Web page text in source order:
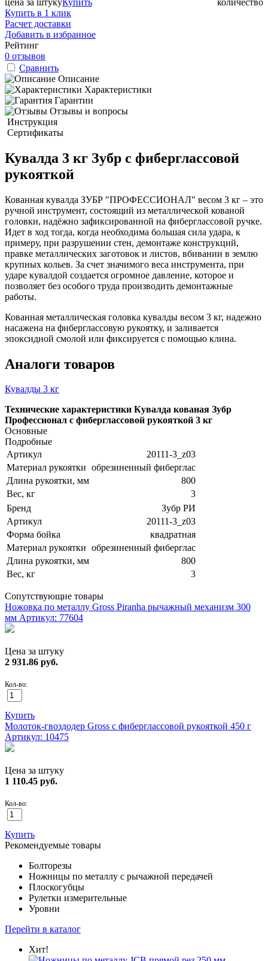
Купить в 1 клик
Расчет доставки
Добавить в избранное
Рейтинг
0 отзывов
Сравнить
Описание
Характеристики
Гарантии
Отзывы и вопросы
Инструкция
Сертификаты
Кувалда 3 кг Зубр с фиберглассовой
рукояткой
Кованная кувалда ЗУБР "ПРОФЕССИОНАЛ" весом 3 кг – это
ручной инструмент, состоящий из металлической кованой
головки, надёжно зафиксированной на фиберглассовой ручке.
Идет в ход тогда, когда необходима большая сила удара, к
примеру, при разрушении стен, демонтаже конструкций,
правке металлических заготовок и листов, вбивании в землю
крупных кольев. За счет значимого веса инструмента, при
ударе кувалдой создается огромное давление, которое и
позволяет без особого труда производить демонтажные
работы.
Кованная металлическая головка кувалды весом 3 кг, надежно
насажена на фиберглассовую рукоятку, и заливается
эпоксидной смолой или фиксируется с помощью клина.
Аналоги товаров
Кувалды 3 кг
Технические характеристики Кувалда кованая Зубр
Профессионал с фиберглассовой рукояткой 3 кг
Основные
Подробные
Артикул
20111-3_z03
Материал рукоятки обрезиненный фиберглас
Длина рукоятки, мм
800
Вес, кг
3
Бренд
Зубр РИ
Артикул
20111-3_z03
Форма бойка
квадратная
Материал рукоятки обрезиненный фиберглас
Длина рукоятки, мм
800
Вес, кг
3
Сопутствующие товары
Ножовка по металлу Gross Piranha рычажный механизм 300
мм Артикул: 77604
Цена за штуку
2 931.86 руб.
Кол-во:
Купить
Молоток-гвоздодер Gross с фиберглассовой рукояткой 450 г
Артикул: 10475
Цена за штуку
1 110.45 руб.
Кол-во:
Купить
Рекомендуемые товары
Болторезы
Ножницы по металлу с рычажной передачей
Плоскогубцы
Рулетки измерительные
Уровни
Перейти в каталог
Хит!